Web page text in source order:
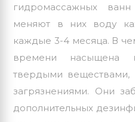
гидромассажных
меняют в них воду
каждые 3-4 месяца. В
времени насыщена
твердыми
загрязнениями. Они
дополнительных